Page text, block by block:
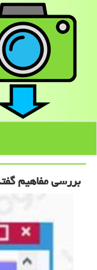
بررسی مفاهیم